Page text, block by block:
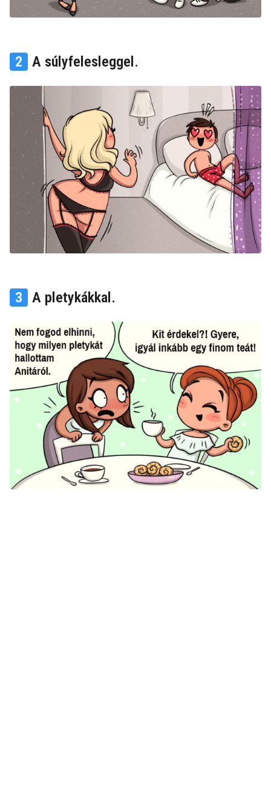
2 A súlyfelesleggel.
3 A pletykákkal.